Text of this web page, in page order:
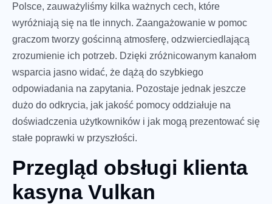
Polsce, zauważyliśmy kilka ważnych cech, które
wyróżniają się na tle innych. Zaangażowanie w pomoc
graczom tworzy gościnną atmosferę, odzwierciedlającą
zrozumienie ich potrzeb. Dzięki zróżnicowanym kanałom
wsparcia jasno widać, że dążą do szybkiego
odpowiadania na zapytania. Pozostaje jednak jeszcze
dużo do odkrycia, jak jakość pomocy oddziałuje na
doświadczenia użytkowników i jak mogą prezentować się
stałe poprawki w przyszłości.
Przegląd obsługi klienta
kasyna Vulkan